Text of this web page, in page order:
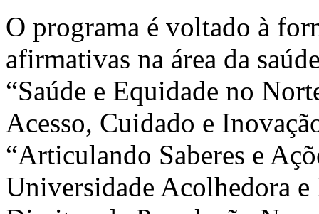
O programa é voltado à
afirmativas na área da
“Saúde e Equidade no
Acesso, Cuidado e
“Articulando Saberes e
Universidade Acolhedora